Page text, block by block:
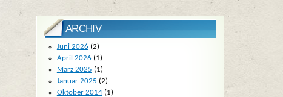
ARCHIV
Juni 2026 (2)
April 2026 (1)
März 2025 (1)
Januar 2025 (2)
Oktober 2014(1)